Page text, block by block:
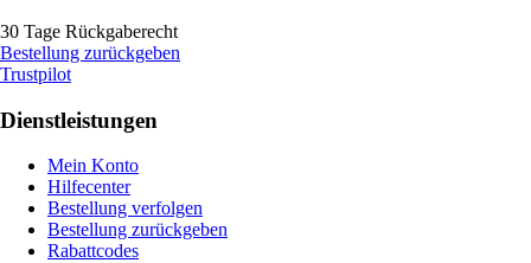
30 Tage Rückgaberecht
Bestellung zurückgeben
Trustpilot
Dienstleistungen
Mein Konto
Hilfecenter
Bestellung verfolgen
Bestellung zurückgeben
Rabattcodes